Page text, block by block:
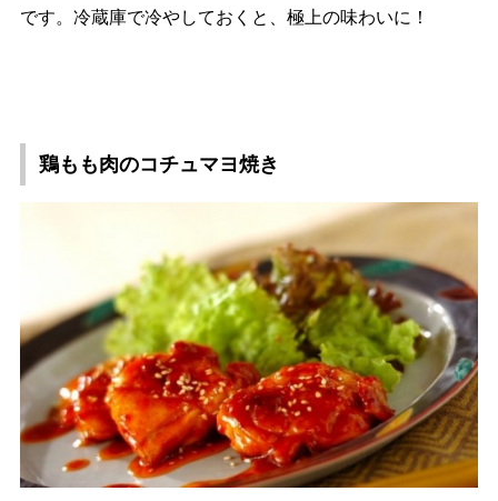
です。冷蔵庫で冷やしておくと、極上の味わいに！
鶏もも肉のコチュマヨ焼き